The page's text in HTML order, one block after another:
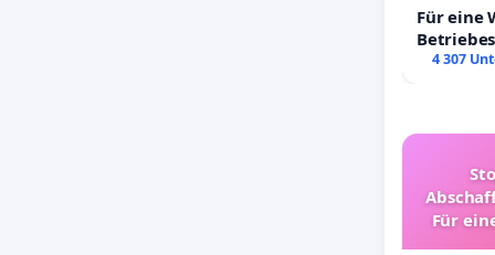
Für eine
4 307
Für